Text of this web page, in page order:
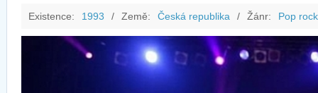
Existence: 1993 / Země: Česká republika / Žánr: Pop rock